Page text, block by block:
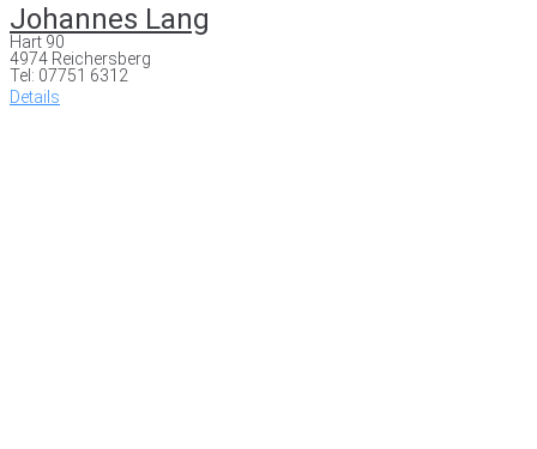
Johannes Lang
Hart 90
4974 Reichersberg
Tel: 07751 6312
Details